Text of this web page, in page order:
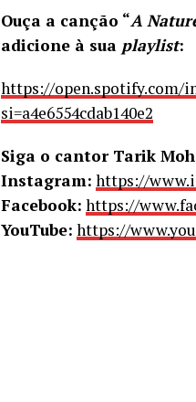
Ouça a canção “A
adicione à sua playlist:
https://open.spotify.com/
si=a4e6554cdab140e2
Siga o cantor Tarik
Instagram: https://
Facebook: https://
YouTube: https://